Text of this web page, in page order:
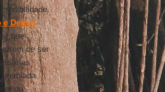
e Deltan
que
tem de ser
do